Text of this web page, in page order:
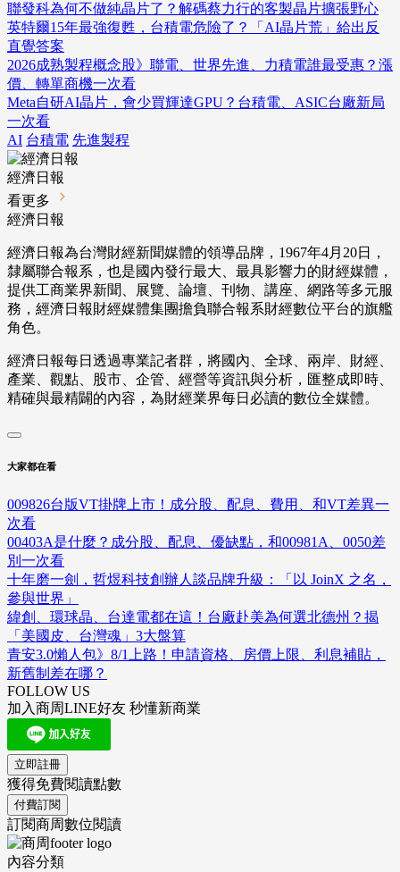
聯發科為何不做純晶片了？解碼蔡力行的客製晶片擴張野心
英特爾15年最強復甦，台積電危險了？「AI晶片荒」給出反
直覺答案
2026成熟製程概念股》聯電、世界先進、力積電誰最受惠？漲
價、轉單商機一次看
Meta自研AI晶片，會少買輝達GPU？台積電、ASIC台廠新局
一次看
AI 台積電 先進製程
經濟日報
看更多
經濟日報
經濟日報為台灣財經新聞媒體的領導品牌，1967年4月20日，
隸屬聯合報系，也是國內發行最大、最具影響力的財經媒體，
提供工商業界新聞、展覽、論壇、刊物、講座、網路等多元服
務，經濟日報財經媒體集團擔負聯合報系財經數位平台的旗艦
角色。
經濟日報每日透過專業記者群，將國內、全球、兩岸、財經、
產業、觀點、股市、企管、經營等資訊與分析，匯整成即時、
精確與最精闢的內容，為財經業界每日必讀的數位全媒體。
大家都在看
009826台版VT掛牌上市！成分股、配息、費用、和VT差異一
次看
00403A是什麼？成分股、配息、優缺點，和00981A、0050差
別一次看
十年磨一劍，哲煜科技創辦人談品牌升級：「以 JoinX 之名，
參與世界」
緯創、環球晶、台達電都在這！台廠赴美為何選北德州？揭
「美國皮、台灣魂」3大盤算
青安3.0懶人包》8/1上路！申請資格、房價上限、利息補貼，
新舊制差在哪？
FOLLOW US
加入商周LINE好友 秒懂新商業
立即註冊
獲得免費閱讀點數
付費訂閱
訂閱商周數位閱讀
內容分類